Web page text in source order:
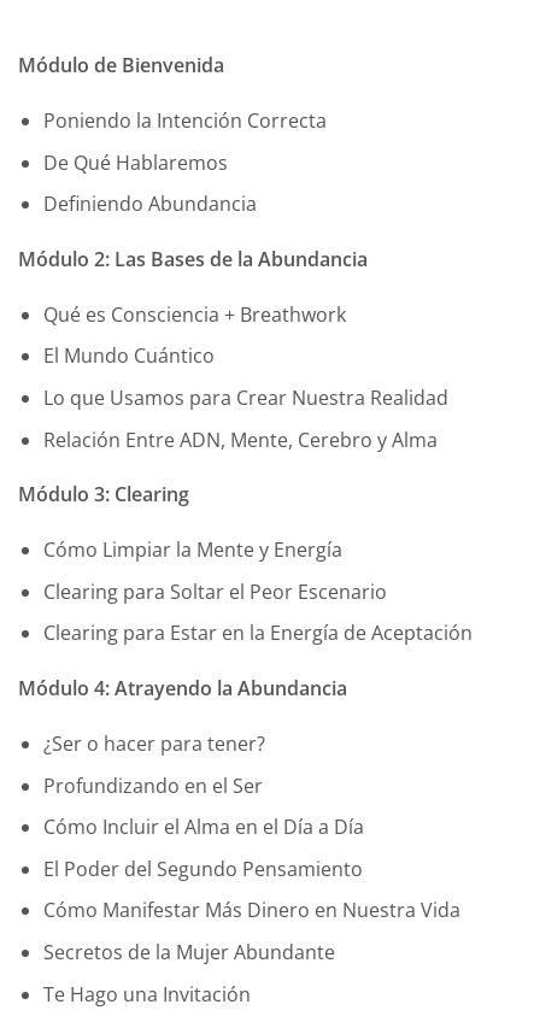
Módulo de Bienvenida
Poniendo la Intención Correcta
De Qué Hablaremos
Definiendo Abundancia
Módulo 2: Las Bases de la Abundancia
Qué es Consciencia + Breathwork
El Mundo Cuántico
Lo que Usamos para Crear Nuestra Realidad
Relación Entre ADN, Mente, Cerebro y Alma
Módulo 3: Clearing
Cómo Limpiar la Mente y Energía
Clearing para Soltar el Peor Escenario
Clearing para Estar en la Energía de Aceptación
Módulo 4: Atrayendo la Abundancia
¿Ser o hacer para tener?
Profundizando en el Ser
Cómo Incluir el Alma en el Día a Día
El Poder del Segundo Pensamiento
Cómo Manifestar Más Dinero en Nuestra Vida
Secretos de la Mujer Abundante
Te Hago una Invitación